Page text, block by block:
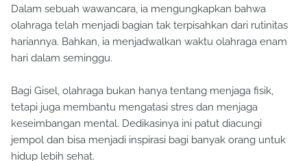
Dalam sebuah wawancara, ia mengungkapkan bahwa
olahraga telah menjadi bagian tak terpisahkan dari rutinitas
hariannya. Bahkan, ia menjadwalkan waktu olahraga enam
hari dalam seminggu.
Bagi Gisel, olahraga bukan hanya tentang menjaga fisik,
tetapi juga membantu mengatasi stres dan menjaga
keseimbangan mental. Dedikasinya ini patut diacungi
jempol dan bisa menjadi inspirasi bagi banyak orang untuk
hidup lebih sehat.